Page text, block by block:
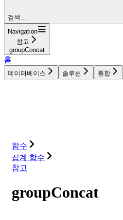
검색...
Navigation
참고
groupConcat
홈
데이터베이스 솔루션 통합
함수
집계 함수
참고
groupConcat